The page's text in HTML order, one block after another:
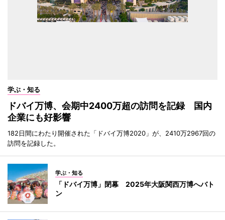
学ぶ・知る
ドバイ万博、会期中2400万超の訪問を記録 国内
企業にも好影響
182日間にわたり開催された「ドバイ万博2020」が、2410万2967回の
訪問を記録した。
学ぶ・知る
「ドバイ万博」閉幕 2025年大阪関西万博へバト
ン